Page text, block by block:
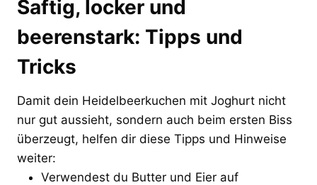
Saftig, locker und
beerenstark: Tipps und
Tricks
Damit dein Heidelbeerkuchen mit Joghurt nicht
nur gut aussieht, sondern auch beim ersten Biss
überzeugt, helfen dir diese Tipps und Hinweise
weiter:
Verwendest du Butter und Eier auf